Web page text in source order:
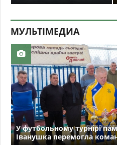
МУЛЬТIМЕДИА
У футбольному турнірі
Іванушка перемогла